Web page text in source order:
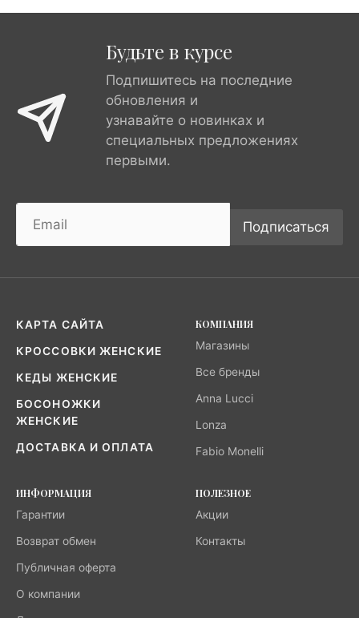
Будьте в курсе
Подпишитесь на последние
обновления и
узнавайте о новинках и
специальных предложениях
первыми.
Подписаться
КАРТА САЙТА
КРОССОВКИ ЖЕНСКИЕ
КЕДЫ ЖЕНСКИЕ
БОСОНОЖКИ
ЖЕНСКИЕ
ДОСТАВКА И ОПЛАТА
КОМПАНИЯ
Магазины
Все бренды
Anna Lucci
Lonza
Fabio Monelli
ИНФОРМАЦИЯ
Гарантии
Возврат обмен
Публичная оферта
О компании
ПОЛЕЗНОЕ
Акции
Контакты